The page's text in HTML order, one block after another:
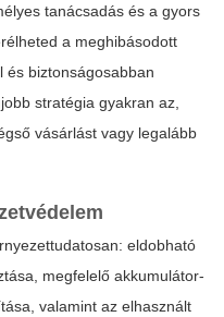
tanácsadás és a gyors
a meghibásodott
és biztonságosabban
stratégia gyakran az,
vásárlást vagy legalább
eldobható
megfelelő akkumulátor-
valamint az elhasznált